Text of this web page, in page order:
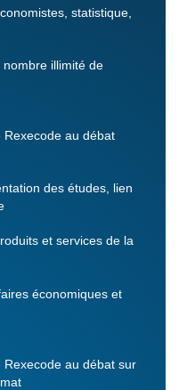
statistique,
illimité de
au débat
des études, lien
et services de la
économiques et
au débat sur